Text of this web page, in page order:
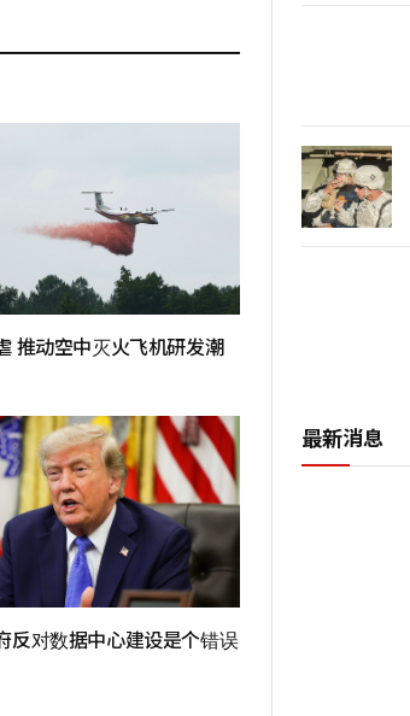
推动空中灭火飞机研发潮
反对数据中心建设是个错误
最新消息